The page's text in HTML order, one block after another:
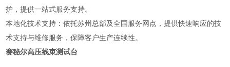
护，提供一站式服务支持。
本地化技术支持：依托苏州总部及全国服务网点，提供快速响应的技
术支持与维修服务，保障客户生产连续性。
赛秘尔高压线束测试台